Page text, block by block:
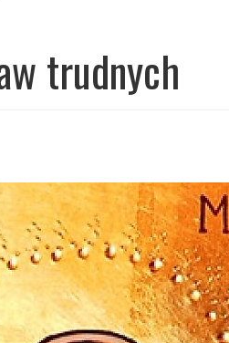
trudnych